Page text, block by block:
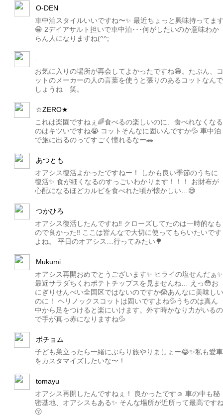
O-DEN
車中泊スタイルいいですね〜✨ 最近ちょっと興味持ってま
😁 2デイアサルト担いで車中泊･･･何がしたいのか意味わか
らん人になりますね(^^;
お気に入りの場所が再会してよかったですね😁。たぶん、コ
ットのメーカーの人の言葉を使うと張りのあるコットなんで
しょうね 笑。
☆ZERO★
これは楽園ですねぇ🌈食べるの楽しいのに、食べれなくなる
のはキツいですね😭 コットそんなに固いんですか💦 車中泊
で旅に出るのってすごく憧れるなー🚗
あつとも
オアシス復活よかったですねー！ しかも良い季節のうちに
復活✨ 食が細くなるのすっごいわかります！！！ お財布が
心配になるほどカルビを食べれた頃が懐かしい…😅
つかひろ
オアシス復活したんですね‼️ クローズしてたのは一時的なも
ので良かった‼️ ここは皆んなで大切に使ってもらいたいです
よね。 平日のオアシス…行ってみたい🌳
Mukumi
オアシス再開おめでとうございます✨ ヒライの塩せんだぁ✨
最近サラダちくわポテトチップスを見ませんね… えっ😳お
にぎりせんべい全国区ではないのですか😱あんなに美味しい
のに！ ヘリノックスコットは固いですよね💦うちのは真ん
中から足をつけると楽にいけます。外す時かなり力がいるの
で手が真っ赤になりますね💦
ポチョム
子ども巣立ったら一緒にぶらり旅やりましょー😂✨私も愛車
をカスタマイズしたいな〜！
tomayu
オアシス再開したんですねぇ！ 良かったです☺️ 車の中も秘
密基地、オアシスもある✨ そんな場所が近所って最高です
😚